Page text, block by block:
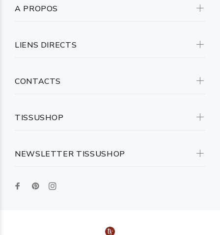
NEWSLETTER TISSUSHOP
A PROPOS
LIENS DIRECTS
CONTACTS
TISSUSHOP